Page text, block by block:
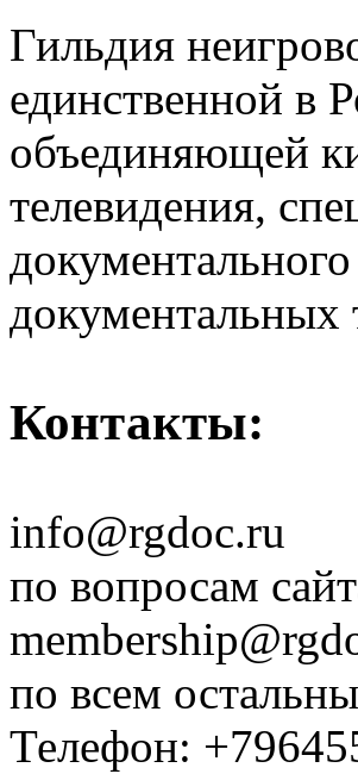
Гильдия
единственной в
объединяющей
телевидения,
документальных
Контакты:
info@rgdoc.ru
по вопросам
по всем
Телефон: